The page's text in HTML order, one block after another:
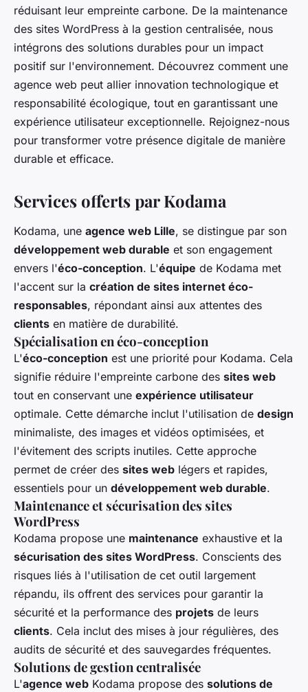
réduisant leur empreinte carbone. De la maintenance
des sites WordPress à la gestion centralisée, nous
intégrons des solutions durables pour un impact
positif sur l'environnement. Découvrez comment une
agence web peut allier innovation technologique et
responsabilité écologique, tout en garantissant une
expérience utilisateur exceptionnelle. Rejoignez-nous
pour transformer votre présence digitale de manière
durable et efficace.
Services offerts par Kodama
Kodama, une agence web Lille, se distingue par son
développement web durable et son engagement
envers l'éco-conception. L'équipe de Kodama met
l'accent sur la création de sites internet éco-
responsables, répondant ainsi aux attentes des
clients en matière de durabilité.
Spécialisation en éco-conception
L'éco-conception est une priorité pour Kodama. Cela
signifie réduire l'empreinte carbone des sites web
tout en conservant une expérience utilisateur
optimale. Cette démarche inclut l'utilisation de design
minimaliste, des images et vidéos optimisées, et
l'évitement des scripts inutiles. Cette approche
permet de créer des sites web légers et rapides,
essentiels pour un développement web durable.
Maintenance et sécurisation des sites
WordPress
Kodama propose une maintenance exhaustive et la
sécurisation des sites WordPress. Conscients des
risques liés à l'utilisation de cet outil largement
répandu, ils offrent des services pour garantir la
sécurité et la performance des projets de leurs
clients. Cela inclut des mises à jour régulières, des
audits de sécurité et des sauvegardes fréquentes.
Solutions de gestion centralisée
L'agence web Kodama propose des solutions de